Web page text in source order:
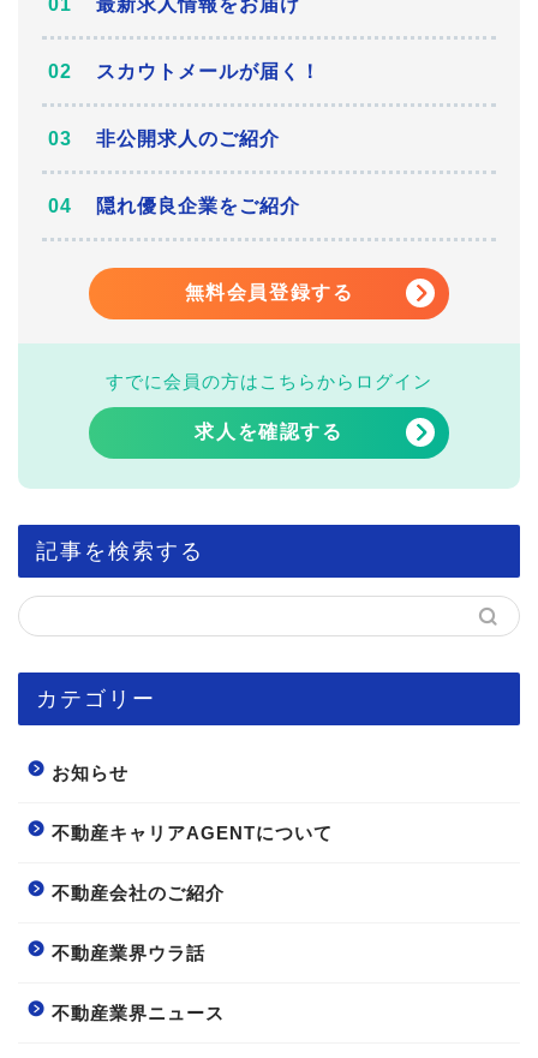
最新求人情報をお届け
スカウトメールが届く！
非公開求人のご紹介
隠れ優良企業をご紹介
無料会員登録する
すでに会員の方はこちらからログイン
求人を確認する
記事を検索する
カテゴリー
お知らせ
不動産キャリアAGENTについて
不動産会社のご紹介
不動産業界ウラ話
不動産業界ニュース